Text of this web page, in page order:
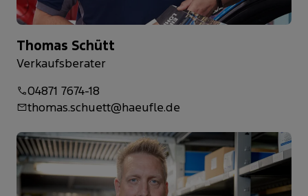
Thomas Schütt
Verkaufsberater
04871 7674-18
thomas.schuett@haeufle.de